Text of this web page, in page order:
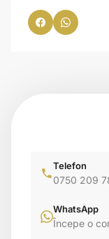
Telefon
0750 209
WhatsApp
Începe o